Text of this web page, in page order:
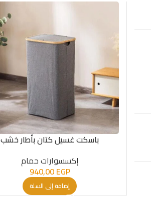
باسكت غسيل كتان بأطار خشب
إكسسوارات حمام
940,00EGP
إضافة إلى السلة